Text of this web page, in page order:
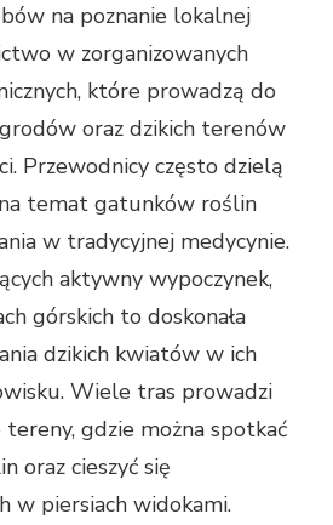
na poznanie lokalnej
w zorganizowanych
które prowadzą do
oraz dzikich terenów
Przewodnicy często dzielą
temat gatunków roślin
w tradycyjnej medycynie.
aktywny wypoczynek,
górskich to doskonała
dzikich kwiatów w ich
Wiele tras prowadzi
gdzie można spotkać
oraz cieszyć się
w piersiach widokami.